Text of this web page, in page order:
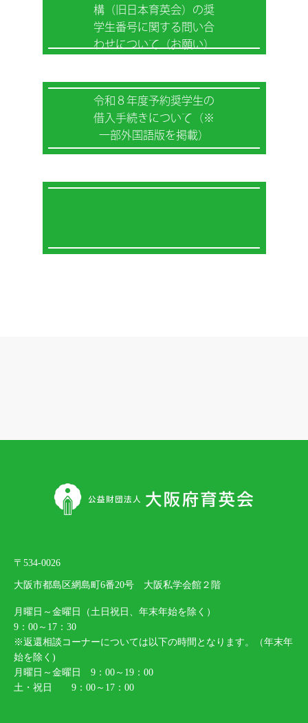
構（旧日本育英会）の奨
学生番号に関する問い合
わせについて（お願い）
令和８年度予約奨学生の
借入手続きについて（※
一部外国語版を掲載）
〒534-0026
大阪市都島区網島町6番20号 大阪私学会館２階
月曜日～金曜日（土日祝日、年末年始を除く）
9：00～17：30
※返還相談コーナーについては以下の時間となります。（年末年
始を除く)
月曜日～金曜日 9：00～19：00
土・祝日 9：00～17：00